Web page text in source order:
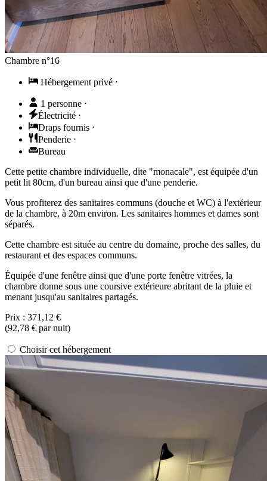
Chambre n°16
Hébergement privé ⋅
1 personne ⋅
Électricité ⋅
Draps fournis ⋅
Penderie ⋅
Bureau
Cette petite chambre individuelle, dite "monacale", est équipée d'un
petit lit 80cm, d'un bureau ainsi que d'une penderie.
Vous profiterez des sanitaires communs (douche et WC) à l'extérieur
de la chambre, à 20m environ. Les sanitaires hommes et dames sont
séparés.
Cette chambre est située au centre du domaine, proche des salles, du
restaurant et des espaces communs.
Équipée d'une fenêtre ainsi que d'une porte fenêtre vitrées, la
chambre donne sous une coursive extérieure abritant de la pluie et
menant jusqu'au sanitaires partagés.
Prix : 371,12 €
(92,78 € par nuit)
Choisir cet hébergement